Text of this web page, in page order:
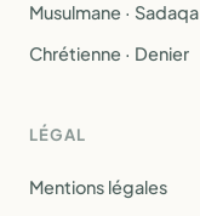
Musulmane · Sadaqa
Chrétienne · Denier
LÉGAL
Mentions légales